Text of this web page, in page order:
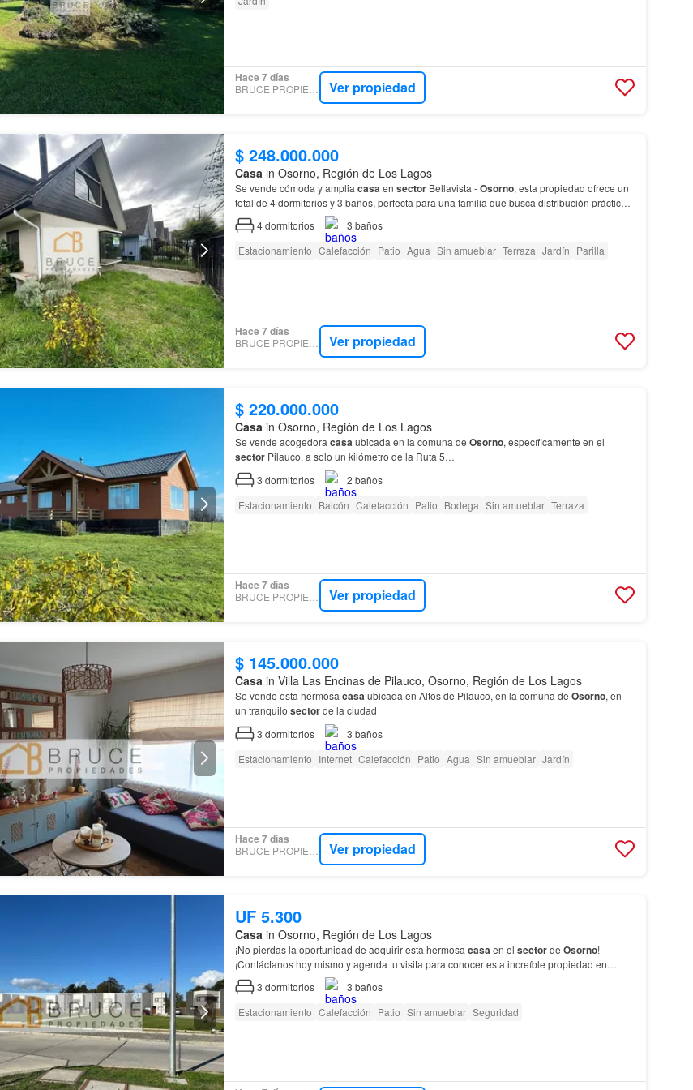
Hace 7 días
BRUCE PROPIEDADES Ver propiedad
$ 248.000.000
Casa in Osorno, Región de Los Lagos
Se vende cómoda y amplia casaen sectorBellavista -Osorno, esta propiedad ofrece un
total de 4 dormitorios y 3 baños, perfecta para una familia que busca distribución práctica y
funcional, esta propiedad es una excelente op…
4dormitorios 3 baños
Estacionamiento Calefacción Patio Agua Sin amueblar Terraza Jardín Parilla
Hace 7 días
Ver propiedad
$ 220.000.000
Casa in Osorno, Región de Los Lagos
Se vende acogedora casaubicada en la comuna de Osorno, específicamente en el
sectorPilauco, a solo un kilómetro de la Ruta 5…
3 dormitorios 2 baños
Estacionamiento Balcón Calefacción Patio Bodega Sin amueblar Terraza
Hace 7 días
Ver propiedad
$ 145.000.000
Casa in Villa Las Encinas de Pilauco, Osorno, Región de Los Lagos
Se vende esta hermosa casaubicada en Altos de Pilauco, en la comuna de Osorno, en
un tranquilo sectorde la ciudad
3 dormitorios 3 baños
Estacionamiento Internet Calefacción Patio Agua Sin amueblar Jardín
Hace 7 días
Ver propiedad
UF 5.300
Casa in Osorno, Región de Los Lagos
¡No pierdas la oportunidad de adquirir esta hermosa casaen el sectorde Osorno!
¡Contáctanos hoy mismo y agenda tu visita para conocer esta increíble propiedad en
Osorno ! Su precio de venta es de UF 5300.…
3 dormitorios 3 baños
Estacionamiento Calefacción Patio Sin amueblar Seguridad